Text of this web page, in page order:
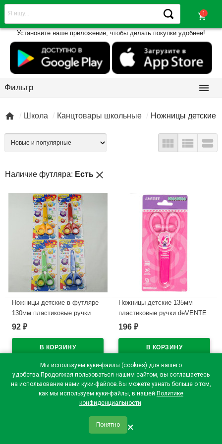
Мы используем куки-файлы (cookies) для вашего
удобства.Продолжая пользоваться нашим сайтом, вы соглашаетесь
на использование нами куки-файлов.Вы можете узнать больше о том,
как мы используем куки-файлы, в нашей Политике
конфиденциальности.
Понятно ×
shopping_cart
Установите наше приложение, чтобы делать покупки удобнее!
Фильтр 
 Школа Канцтовары школьные Ножницы детские
  
Наличие футляра: Есть close
Ножницы детские в футляре
130мм пластиковые ручки
deVENTE арт 8010306
92 ₽
Ножницы детские 135мм
пластиковые ручки deVENTE
НикоНико (NicoNico:-))
арт.8010326
В наличии
196 ₽
qr_code